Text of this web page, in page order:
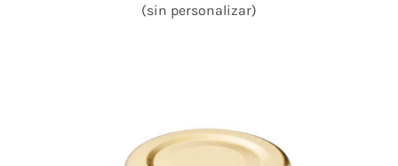
(sin personalizar)